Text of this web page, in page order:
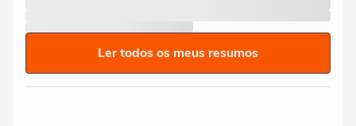
Ler todos os meus resumos